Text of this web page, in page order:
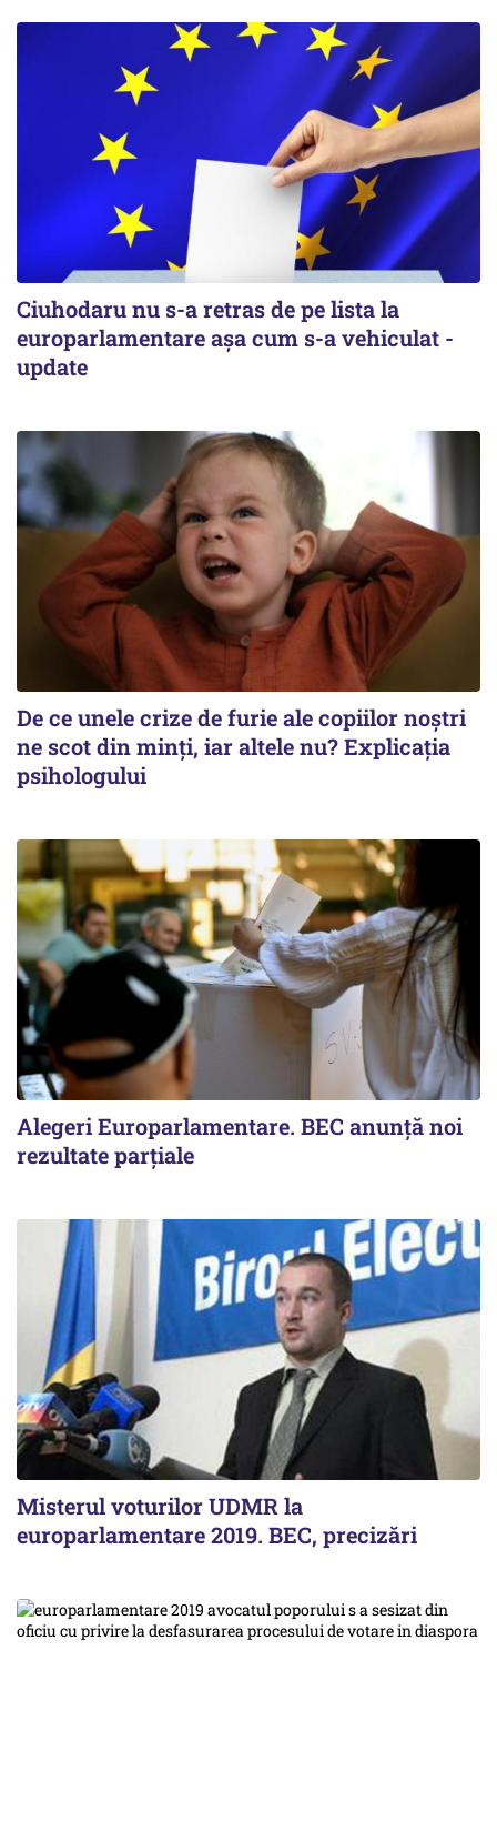
Ciuhodaru nu s-a retras de pe lista la
europarlamentare așa cum s-a vehiculat -
update
De ce unele crize de furie ale copiilor noștri
ne scot din minți, iar altele nu? Explicația
psihologului
Alegeri Europarlamentare. BEC anunţă noi
rezultate parţiale
Misterul voturilor UDMR la
europarlamentare 2019. BEC, precizări